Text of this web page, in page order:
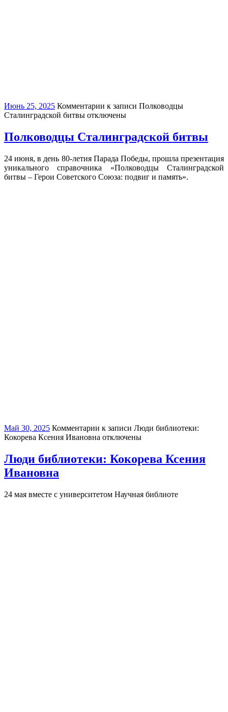
Июнь 25, 2025 Комментарии к записи Полководцы
Сталинградской битвы отключены
Полководцы Сталинградской битвы
24 июня, в день 80-летия Парада Победы, прошла презентация
уникального справочника «Полководцы Сталинградской
битвы – Герои Советского Союза: подвиг и память».
Май 30, 2025 Комментарии к записи Люди библиотеки:
Кокорева Ксения Ивановна отключены
Люди библиотеки: Кокорева Ксения
Ивановна
24 мая вместе с университетом Научная библиоте